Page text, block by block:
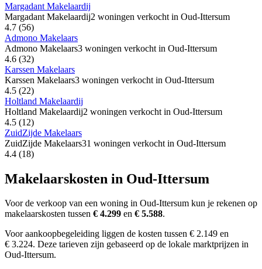
Margadant Makelaardij
Margadant Makelaardij2 woningen verkocht in Oud-Ittersum
4.7 (56)
Admono Makelaars
Admono Makelaars3 woningen verkocht in Oud-Ittersum
4.6 (32)
Karssen Makelaars
Karssen Makelaars3 woningen verkocht in Oud-Ittersum
4.5 (22)
Holtland Makelaardij
Holtland Makelaardij2 woningen verkocht in Oud-Ittersum
4.5 (12)
ZuidZijde Makelaars
ZuidZijde Makelaars31 woningen verkocht in Oud-Ittersum
4.4 (18)
Makelaarskosten in Oud-Ittersum
Voor de verkoop van een woning in Oud-Ittersum kun je rekenen op
makelaarskosten tussen € 4.299 en € 5.588.
Voor aankoopbegeleiding liggen de kosten tussen € 2.149 en
€ 3.224. Deze tarieven zijn gebaseerd op de lokale marktprijzen in
Oud-Ittersum.